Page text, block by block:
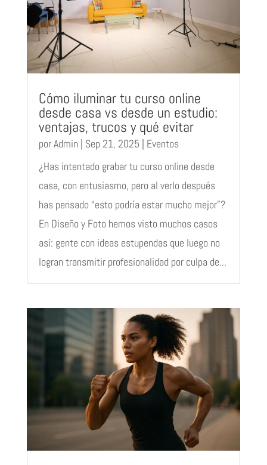
Cómo iluminar tu curso online
desde casa vs desde un estudio:
ventajas, trucos y qué evitar
porAdmin | Sep 21, 2025 | Eventos
¿Has intentado grabar tu curso online desde
casa, con entusiasmo, pero al verlo después
has pensado “esto podría estar mucho mejor”?
En Diseño y Foto hemos visto muchos casos
así: gente con ideas estupendas que luego no
logran transmitir profesionalidad por culpa de...